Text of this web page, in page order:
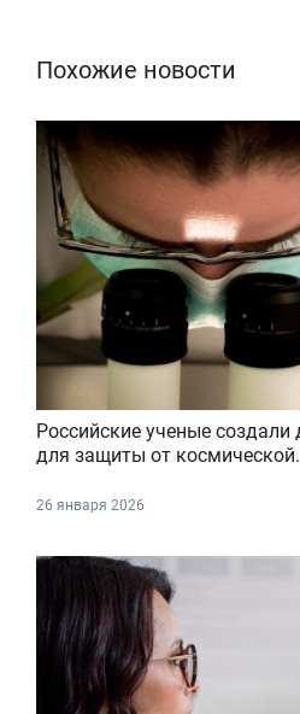
Похожие новости
Российские ученые
для защиты от
26 января 2026